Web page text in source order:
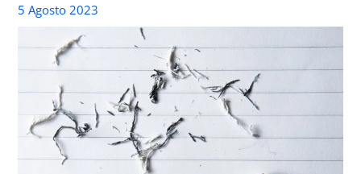
5 Agosto 2023